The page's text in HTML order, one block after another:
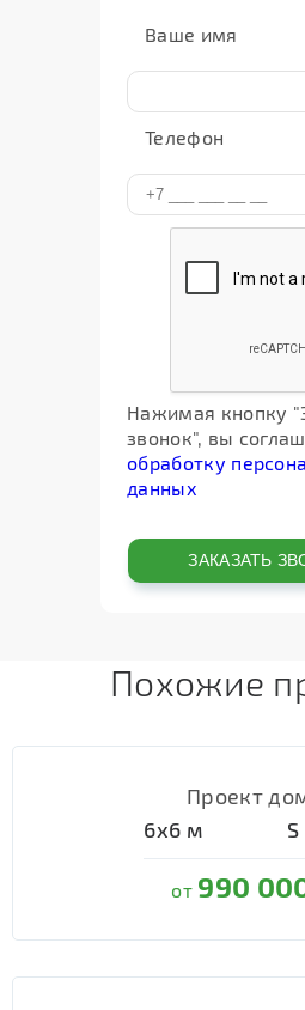
Ваше имя
Телефон
Нажимая кнопку
звонок", вы
обработку
данных
Похожие
Проект
6х6 м
от 990